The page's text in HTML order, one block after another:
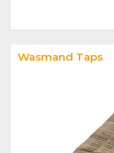
Wasmand Taps